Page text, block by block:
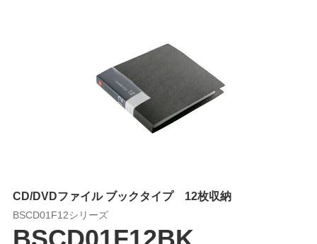
CD/DVDファイル ブックタイプ 12枚収納
BSCD01F12シリーズ